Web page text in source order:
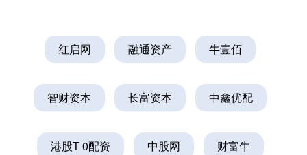
红启网 融通资产 牛壹佰
智财资本 长富资本 中鑫优配
港股T 0配资 中股网 财富牛